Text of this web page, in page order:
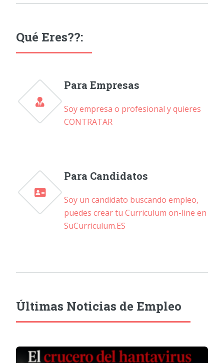
Qué Eres??:
Para Empresas
Soy empresa o profesional y quieres
CONTRATAR
Para Candidatos
Soy un candidato buscando empleo,
puedes crear tu Curriculum on-line en
SuCurriculum.ES
Últimas Noticias de Empleo